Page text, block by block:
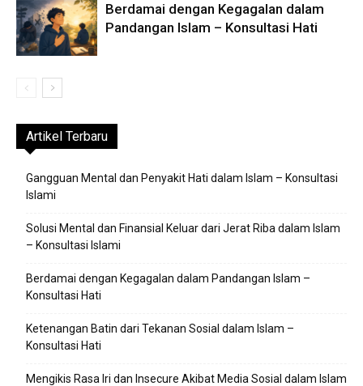
Berdamai dengan Kegagalan dalam
Pandangan Islam – Konsultasi Hati
Artikel Terbaru
Gangguan Mental dan Penyakit Hati dalam Islam – Konsultasi
Islami
Solusi Mental dan Finansial Keluar dari Jerat Riba dalam Islam
– Konsultasi Islami
Berdamai dengan Kegagalan dalam Pandangan Islam –
Konsultasi Hati
Ketenangan Batin dari Tekanan Sosial dalam Islam –
Konsultasi Hati
Mengikis Rasa Iri dan Insecure Akibat Media Sosial dalam Islam